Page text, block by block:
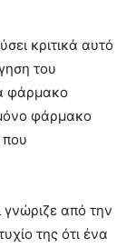
κριτικά αυτό
του
φάρμακο
φάρμακο
που
γνώριζε από την
της ότι ένα